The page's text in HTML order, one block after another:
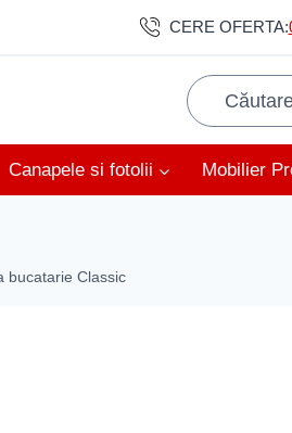
CERE OFERTA:
Canapele si fotolii Mobilier
bucatarie Classic